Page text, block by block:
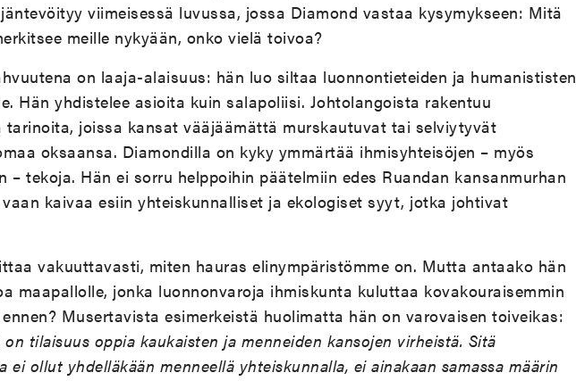
viimeisessä luvussa, jossa Diamond vastaa kysymykseen: Mitä
meille nykyään, onko vielä toivoa?
on laaja-alaisuus: hän luo siltaa luonnontieteiden ja humanististen
Hän yhdistelee asioita kuin salapoliisi. Johtolangoista rakentuu
tarinoita, joissa kansat vääjäämättä murskautuvat tai selviytyvät
oksaansa. Diamondilla on kyky ymmärtää ihmisyhteisöjen – myös
– tekoja. Hän ei sorru helppoihin päätelmiin edes Ruandan kansanmurhan
kaivaa esiin yhteiskunnalliset ja ekologiset syyt, jotka johtivat
vakuuttavasti, miten hauras elinympäristömme on. Mutta antaako hän
maapallolle, jonka luonnonvaroja ihmiskunta kuluttaa kovakouraisemmin
Musertavista esimerkeistä huolimatta hän on varovaisen toiveikas:
on tilaisuus oppia kaukaisten ja menneiden kansojen virheistä. Sitä
ei ollut yhdelläkään menneellä yhteiskunnalla, ei ainakaan samassa määrin